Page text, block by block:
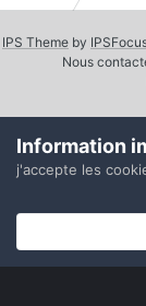
IPS Theme by
Nous
Information
j'accepte les